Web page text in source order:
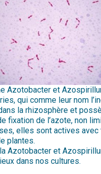
Azotobacter et
qui comme leur nom
la rhizosphère et
fixation de l’azote, non
elles sont actives
plantes.
Azotobacter et
dans nos cultures.